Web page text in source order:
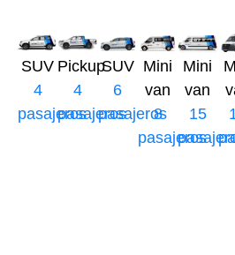
SUV
4
pasajeros
Pickup
4
pasajeros
SUV
6
pasajeros
Mini
van
8
pasajeros
Mini
van
15